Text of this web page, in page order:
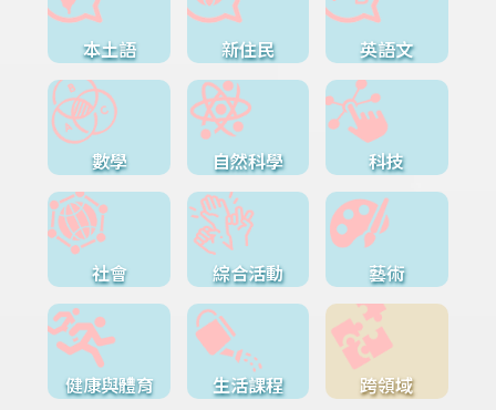
本土語 新住民 英語文
數學 自然科學 科技
社會 綜合活動 藝術
健康與體育 生活課程 跨領域